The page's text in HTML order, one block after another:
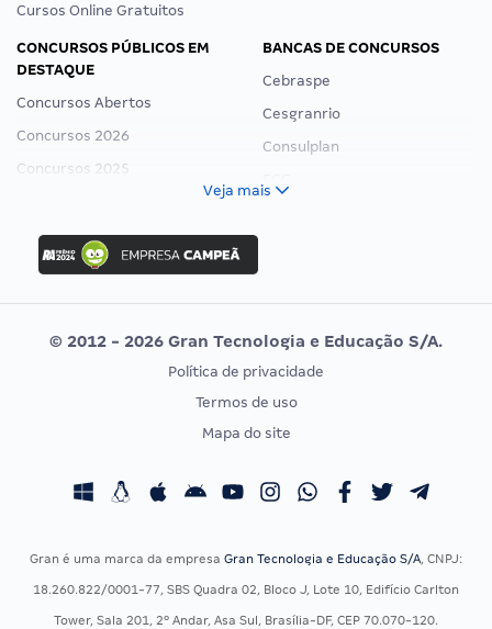
Cursos Online Gratuitos
CONCURSOS PÚBLICOS EM
DESTAQUE
Concursos Abertos
Concursos 2026
Concursos 2025
Concurso Ibama
Concurso MPU
Editais publicados
BANCAS DE CONCURSOS
Cebraspe
Cesgranrio
Consulplan
Vunesp
CONCURSOS POR PROFISSÃO
Concursos Fiscais
EXAME DE ORDEM
Calendário OAB
Veja mais
© 2012 - 2026 Gran Tecnologia e Educação S/A.
Política de privacidade
Termos de uso
Mapa do site
Gran é uma marca da empresa Gran Tecnologia e Educação S/A, CNPJ:
18.260.822/0001-77, SBS Quadra 02, Bloco J, Lote 10, Edifício Carlton
Tower, Sala 201, 2º Andar, Asa Sul, Brasília-DF, CEP 70.070-120.